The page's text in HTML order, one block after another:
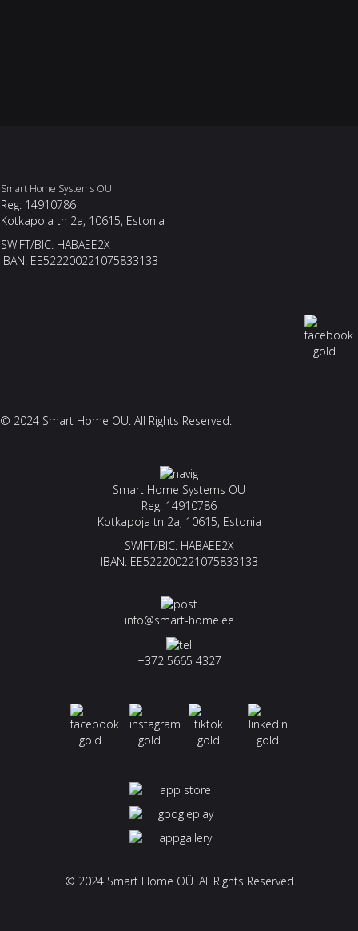
Smart Home Systems OÜ
Reg: 14910786
Kotkapoja tn 2a, 10615, Estonia
SWIFT/BIC: HABAEE2X
IBAN: EE522200221075833133
© 2024 Smart Home OÜ. All Rights Reserved.
Smart Home Systems OÜ
Reg: 14910786
Kotkapoja tn 2a, 10615, Estonia
SWIFT/BIC: HABAEE2X
IBAN: EE522200221075833133
info@smart-home.ee
+372 5665 4327
© 2024 Smart Home OÜ. All Rights Reserved.